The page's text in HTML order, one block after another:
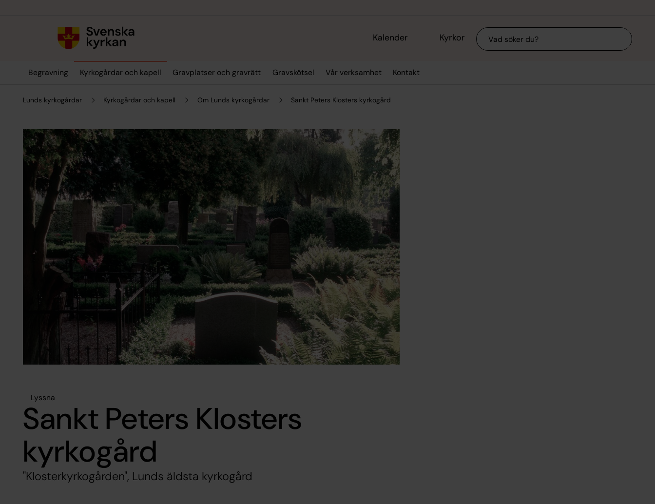
Kalender Kyrkor Sök
Begravning Kyrkogårdar och kapell Gravplatser och gravrätt Gravskötsel Vår verksamhet Kontakt
Lunds kyrkogårdar Kyrkogårdar och kapell Om Lunds kyrkogårdar Sankt Peters Klosters kyrkogård
Lyssna
Sankt Peters Klosters
kyrkogård
"Klosterkyrkogården", Lunds äldsta kyrkogård